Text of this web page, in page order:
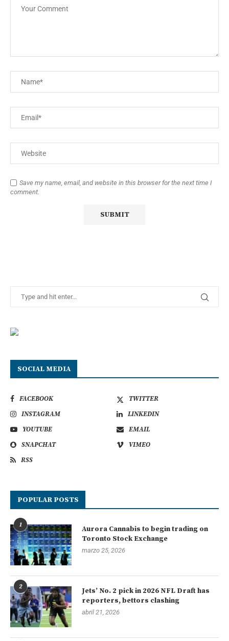
Save my name, email, and website in this browser for the next time I
comment.
SOCIAL MEDIA
FACEBOOK
TWITTER
INSTAGRAM
LINKEDIN
YOUTUBE
EMAIL
SNAPCHAT
VIMEO
RSS
POPULAR POSTS
1
Aurora Cannabis to begin trading on
Toronto Stock Exchange
marzo 25, 2026
2
Jets’ No. 2 pick in 2026 NFL Draft has
reporters, bettors clashing
abril 21, 2026